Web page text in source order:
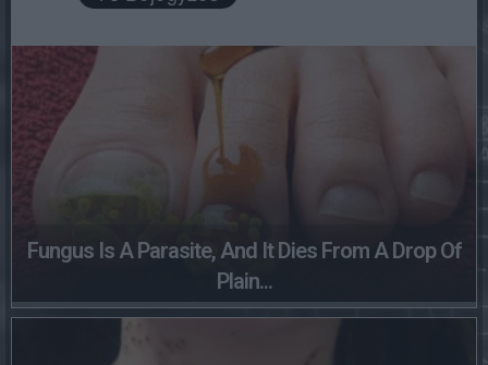
Fungus Is A Parasite, And It Dies From A Drop Of
Plain...